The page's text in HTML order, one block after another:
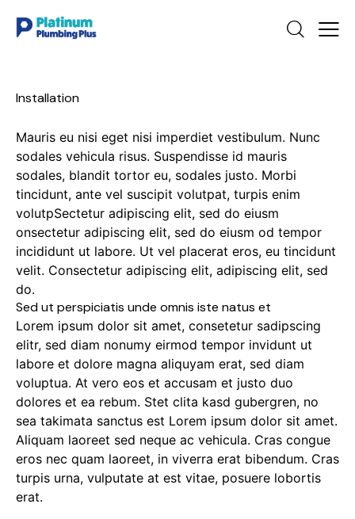
Installation
Mauris eu nisi eget nisi imperdiet vestibulum. Nunc
sodales vehicula risus. Suspendisse id mauris
sodales, blandit tortor eu, sodales justo. Morbi
tincidunt, ante vel suscipit volutpat, turpis enim
volutpSectetur adipiscing elit, sed do eiusm
onsectetur adipiscing elit, sed do eiusm od tempor
incididunt ut labore. Ut vel placerat eros, eu tincidunt
velit. Consectetur adipiscing elit, adipiscing elit, sed
do.
Sed ut perspiciatis unde omnis iste natus et
Lorem ipsum dolor sit amet, consetetur sadipscing
elitr, sed diam nonumy eirmod tempor invidunt ut
labore et dolore magna aliquyam erat, sed diam
voluptua. At vero eos et accusam et justo duo
dolores et ea rebum. Stet clita kasd gubergren, no
sea takimata sanctus est Lorem ipsum dolor sit amet.
Aliquam laoreet sed neque ac vehicula. Cras congue
eros nec quam laoreet, in viverra erat bibendum. Cras
turpis urna, vulputate at est vitae, posuere lobortis
erat.